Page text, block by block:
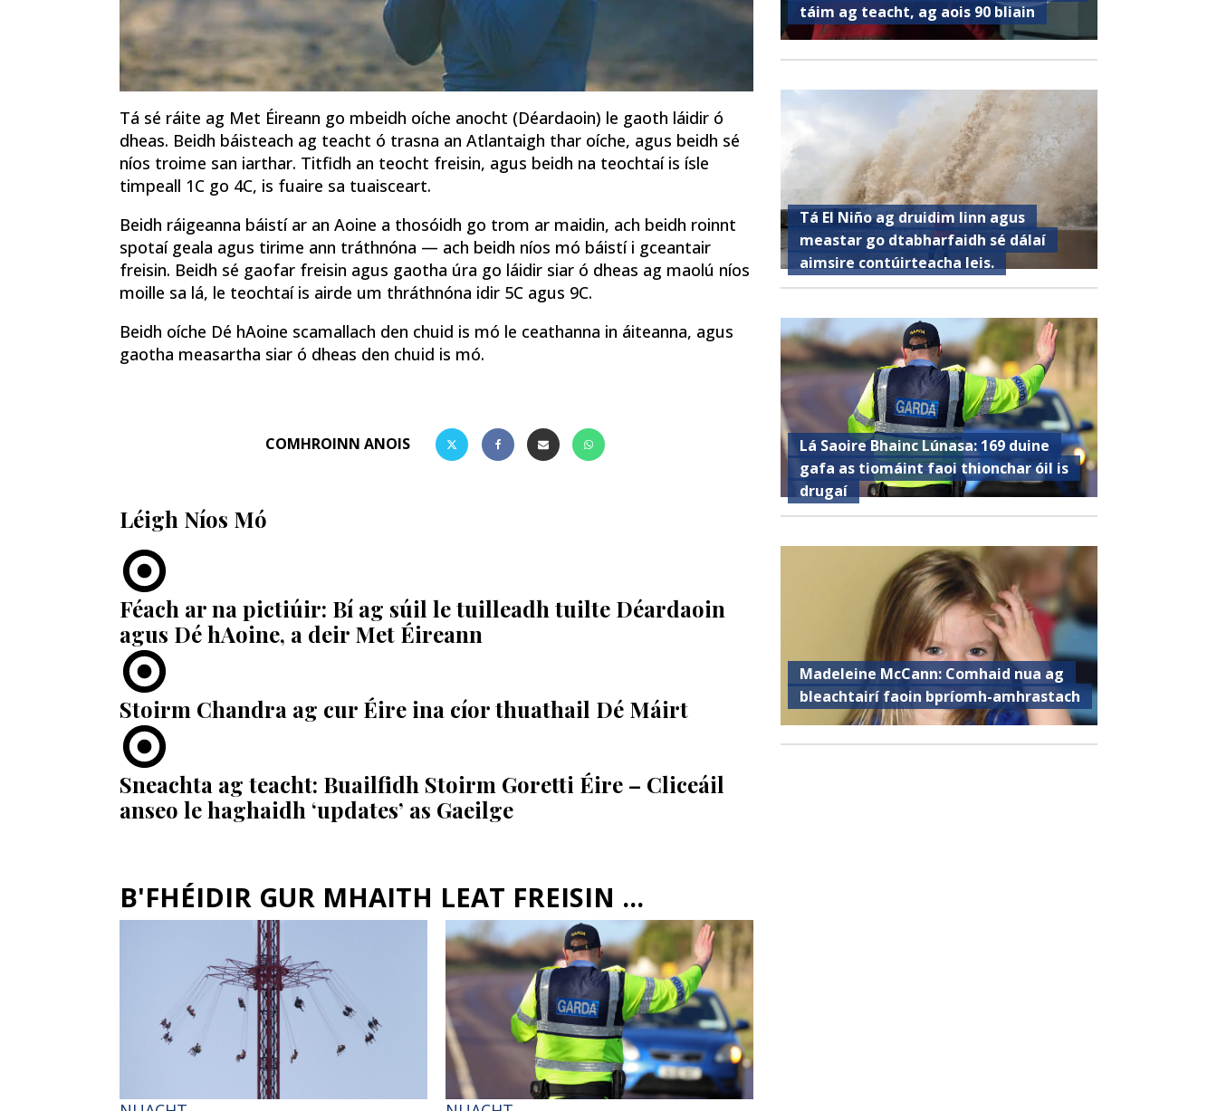
Tá sé ráite ag Met Éireann go mbeidh oíche anocht (Déardaoin) le gaoth láidir ó
dheas. Beidh báisteach ag teacht ó trasna an Atlantaigh thar oíche, agus beidh sé
níos troime san iarthar. Titfidh an teocht freisin, agus beidh na teochtaí is ísle
timpeall 1C go 4C, is fuaire sa tuaisceart.
Beidh ráigeanna báistí ar an Aoine a thosóidh go trom ar maidin, ach beidh roinnt
spotaí geala agus tirime ann tráthnóna — ach beidh níos mó báistí i gceantair
freisin. Beidh sé gaofar freisin agus gaotha úra go láidir siar ó dheas ag maolú níos
moille sa lá, le teochtaí is airde um thráthnóna idir 5C agus 9C.
Beidh oíche Dé hAoine scamallach den chuid is mó le ceathanna in áiteanna, agus
gaotha measartha siar ó dheas den chuid is mó.
COMHROINN ANOIS
Léigh Níos Mó
Féach ar na pictiúir: Bí ag súil le tuilleadh tuilte Déardaoin
agus Dé hAoine, a deir Met Éireann
Stoirm Chandra ag cur Éire ina cíor thuathail Dé Máirt
Sneachta ag teacht: Buailfidh Stoirm Goretti Éire – Cliceáil
anseo le haghaidh ‘updates’ as Gaeilge
B'FHÉIDIR GUR MHAITH LEAT FREISIN ...
táim ag teacht, ag aois 90 bliain
Tá El Niño ag druidim linn agus
meastar go dtabharfaidh sé dálaí
aimsire contúirteacha leis.
Lá Saoire Bhainc Lúnasa: 169 duine
gafa as tiomáint faoi thionchar óil is
drugaí
Madeleine McCann: Comhaid nua ag
bleachtairí faoin bpríomh-amhrastach